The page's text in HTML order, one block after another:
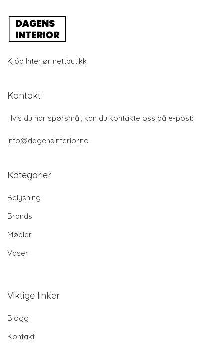
Kjöp Interiør nettbutikk
Kontakt
Hvis du har spørsmål, kan du kontakte oss på e-post:
info@dagensinterior.no
Kategorier
Belysning
Brands
Møbler
Vaser
Viktige linker
Blogg
Kontakt